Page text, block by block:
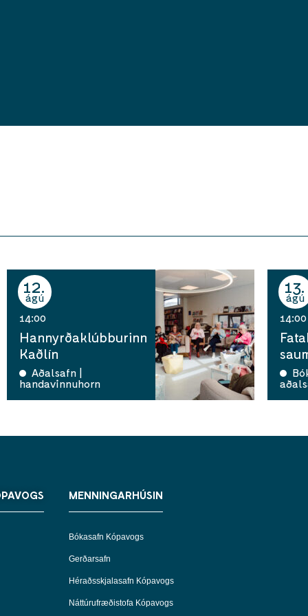
12
ágú
14:00
Hannyrðaklúbburinn
Kaðlín
Aðalsafn |
handavinnuhorn
13
ágú
14:00
MENNINGARHÚSIN
Bókasafn Kópavogs
Gerðarsafn
Héraðsskjalasafn Kópavogs
Náttúrufræðistofa Kópavogs